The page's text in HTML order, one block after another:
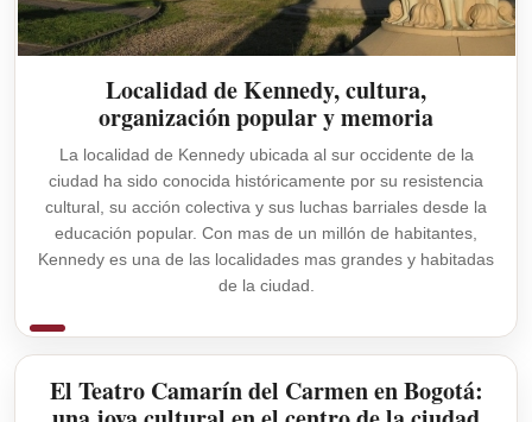
Localidad de Kennedy, cultura,
organización popular y memoria
La localidad de Kennedy ubicada al sur occidente de la
ciudad ha sido conocida históricamente por su resistencia
cultural, su acción colectiva y sus luchas barriales desde la
educación popular. Con mas de un millón de habitantes,
Kennedy es una de las localidades mas grandes y habitadas
de la ciudad.
El Teatro Camarín del Carmen en Bogotá: